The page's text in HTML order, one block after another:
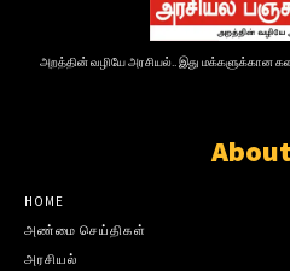
அறத்தின் வழியே அரசியல்.. இது மக்களுக்கான
HOME
அண்மை செய்திகள்
அரசியல்